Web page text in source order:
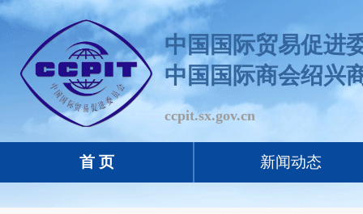
中国国际贸易促进
中国国际商会绍兴
ccpit.sx.gov.cn
首 页 新闻动态